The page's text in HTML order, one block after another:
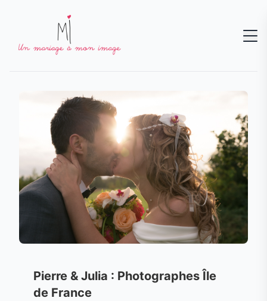
Pierre & Julia : Photographes Île
de France